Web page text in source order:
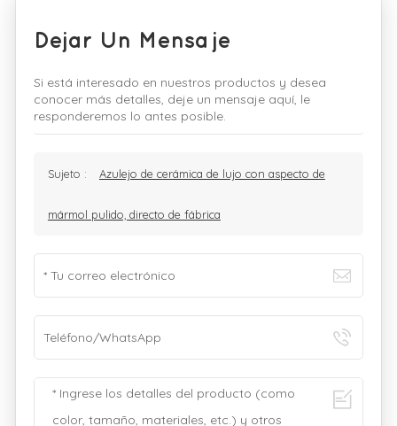
Dejar Un Mensaje
Si está interesado en nuestros productos y desea
conocer más detalles, deje un mensaje aquí, le
responderemos lo antes posible.
Sujeto : Azulejo de cerámica de lujo con aspecto de
mármol pulido, directo de fábrica